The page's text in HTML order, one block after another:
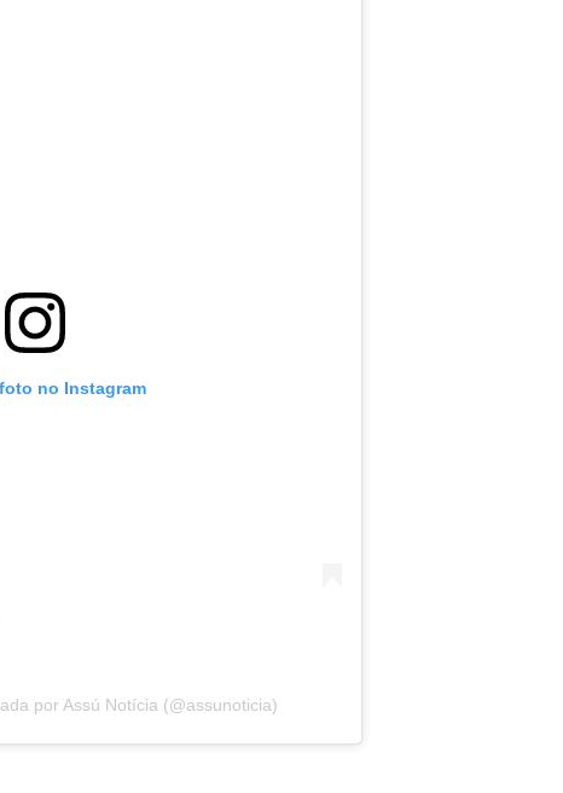
no Instagram
por Assú Notícia (@assunoticia)